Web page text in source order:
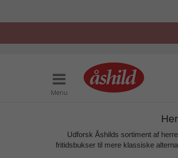
Menu
Udforsk Åshilds sortiment af
fritidsbukser til mere klassiske